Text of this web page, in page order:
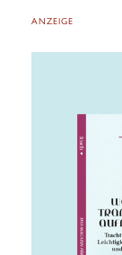
ANZEIGE